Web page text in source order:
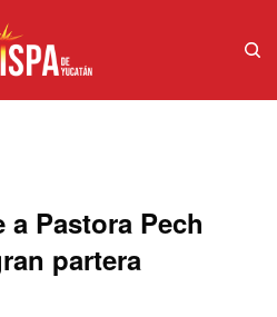
a Pastora Pech
partera